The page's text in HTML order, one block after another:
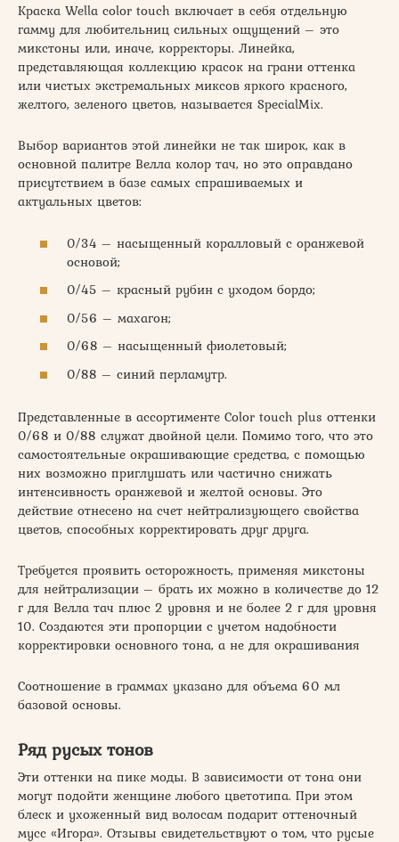
Краска Wella color touch включает в себя отдельную
гамму для любительниц сильных ощущений – это
микстоны или, иначе, корректоры. Линейка,
представляющая коллекцию красок на грани оттенка
или чистых экстремальных миксов яркого красного,
желтого, зеленого цветов, называется SpecialMix.
Выбор вариантов этой линейки не так широк, как в
основной палитре Велла колор тач, но это оправдано
присутствием в базе самых спрашиваемых и
актуальных цветов:
0/34 – насыщенный коралловый с оранжевой
основой;
0/45 – красный рубин с уходом бордо;
0/56 – махагон;
0/68 – насыщенный фиолетовый;
0/88 – синий перламутр.
Представленные в ассортименте Color touch plus оттенки
0/68 и 0/88 служат двойной цели. Помимо того, что это
самостоятельные окрашивающие средства, с помощью
них возможно приглушать или частично снижать
интенсивность оранжевой и желтой основы. Это
действие отнесено на счет нейтрализующего свойства
цветов, способных корректировать друг друга.
Требуется проявить осторожность, применяя микстоны
для нейтрализации – брать их можно в количестве до 12
г для Велла тач плюс 2 уровня и не более 2 г для уровня
10. Создаются эти пропорции с учетом надобности
корректировки основного тона, а не для окрашивания
Соотношение в граммах указано для объема 60 мл
базовой основы.
Ряд русых тонов
Эти оттенки на пике моды. В зависимости от тона они
могут подойти женщине любого цветотипа. При этом
блеск и ухоженный вид волосам подарит оттеночный
мусс «Игора». Отзывы свидетельствуют о том, что русые